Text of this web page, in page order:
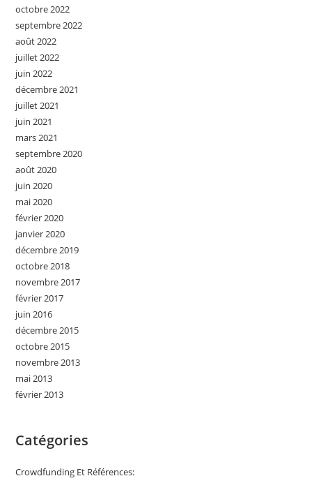
octobre 2022
septembre 2022
août 2022
juillet 2022
juin 2022
décembre 2021
juillet 2021
juin 2021
mars 2021
septembre 2020
août 2020
juin 2020
mai 2020
février 2020
janvier 2020
décembre 2019
octobre 2018
novembre 2017
février 2017
juin 2016
décembre 2015
octobre 2015
novembre 2013
mai 2013
février 2013
Catégories
Crowdfunding Et Références: